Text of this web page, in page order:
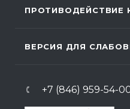
ПРОТИВОДЕЙСТВИЕ
ВЕРСИЯ ДЛЯ
+7 (846) 959-54-